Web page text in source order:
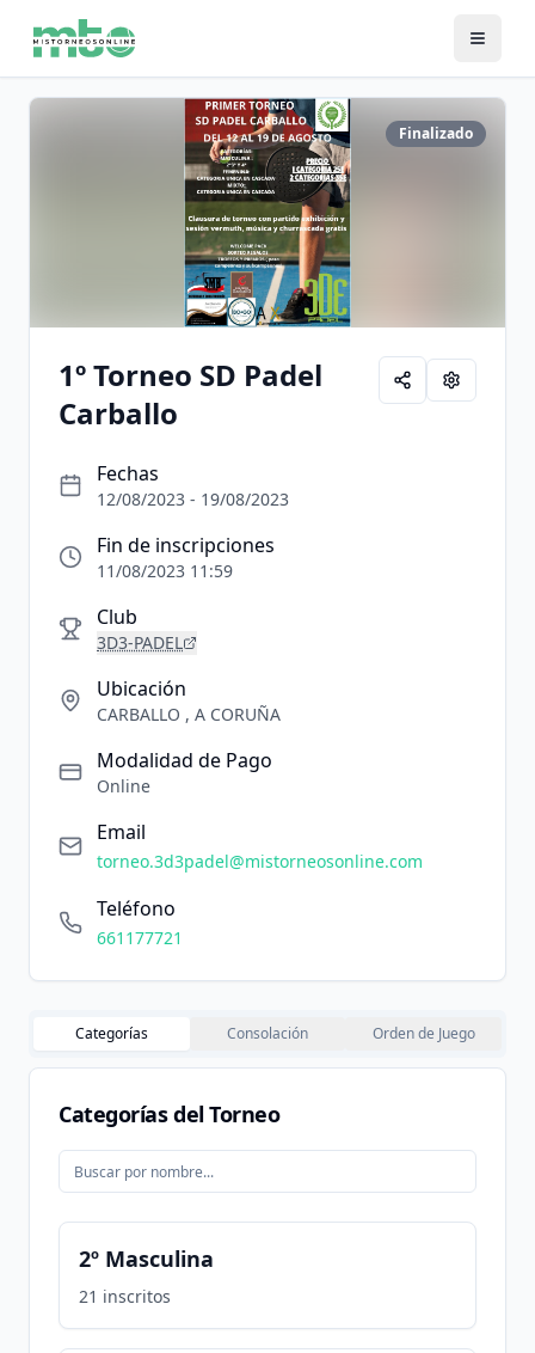
Finalizado
1º Torneo SD Padel
Carballo
Fechas
12/08/2023 - 19/08/2023
Fin de inscripciones
11/08/2023 11:59
Club
3D3-PADEL
Ubicación
CARBALLO , A CORUÑA
Modalidad de Pago
Online
Email
torneo.3d3padel@mistorneosonline.com
Teléfono
661177721
Categorías Consolación Orden de Juego
Categorías del Torneo
2º Masculina
21 inscritos